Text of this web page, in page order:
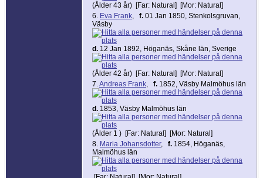
(Ålder 43 år) [Far: Natural] [Mor: Natural]
6. Eva Frank f. 01 Jan 1850, Stenkolsgruvan,
Väsby
d. 12 Jan 1892, Höganäs, Skåne län, Sverige
(Ålder 42 år) [Far: Natural] [Mor: Natural]
7. Andreas Frank f. 1852, Väsby Malmöhus län
d. 1853, Väsby Malmöhus län
(Ålder 1 ) [Far: Natural] [Mor: Natural]
8. Maria Johansdotter, f. 1854, Höganäs,
Malmöhus län